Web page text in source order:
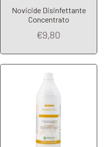
Novicide Disinfettante
Concentrato
€9,80
Add to Cart